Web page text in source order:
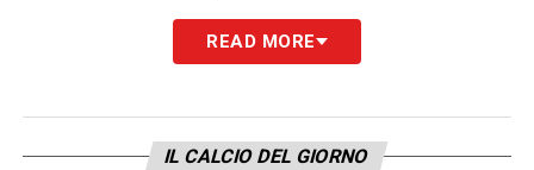
RedBird e il recente passato
I pilastri manageriali del tedesco si sposano
alla perfezione con la visione diGerry
e diRedBird:identità,
READ MORE
IL CALCIO DEL GIORNO